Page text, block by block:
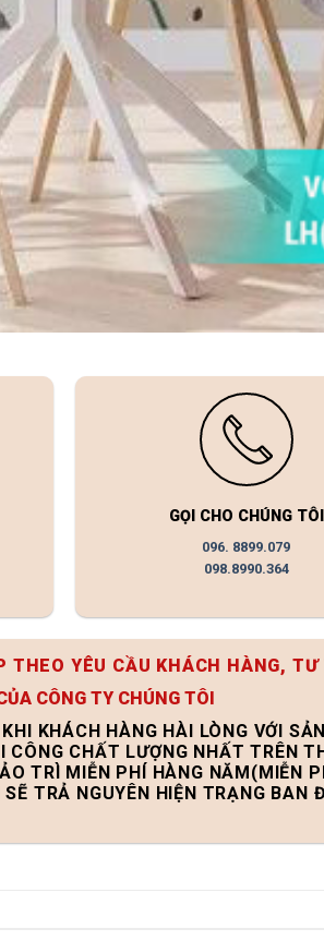
GỌI CHO CHÚNG TÔI
096. 8899.079
098.8990.364
YÊU CẦU KHÁCH HÀNG,
CÔNG TY CHÚNG TÔI
KHÁCH HÀNG HÀI LÒNG VỚI
CHẤT LƯỢNG NHẤT TRÊN
TRÌ MIỄN PHÍ HÀNG NĂM(MIỄN
TRẢ NGUYÊN HIỆN TRẠNG BAN